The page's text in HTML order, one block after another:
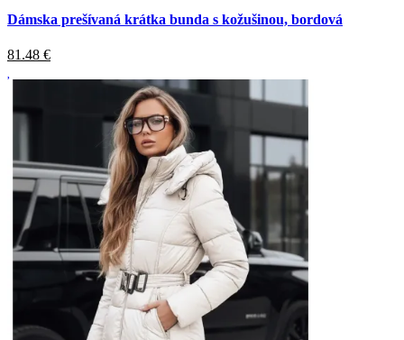
Dámska prešívaná krátka bunda s kožušinou, bordová
81.48 €